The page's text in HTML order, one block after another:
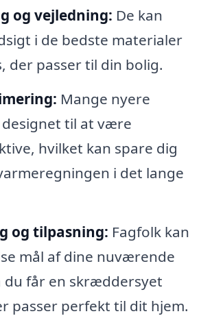
og vejledning: De kan
i de bedste materialer
der passer til din bolig.
Mange nyere
til at være
hvilket kan spare dig
i det lange
og tilpasning: Fagfolk kan
mål af dine nuværende
du får en skræddersyet
passer perfekt til dit hjem.